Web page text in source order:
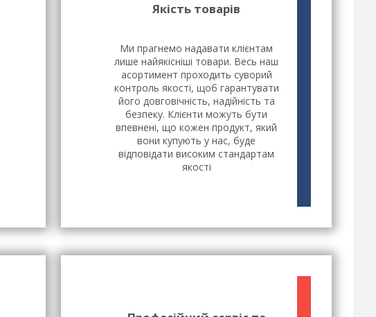
Якість товарів
Ми прагнемо надавати клієнтам
лише найякісніші товари. Весь наш
асортимент проходить суворий
контроль якості, щоб гарантувати
його довговічність, надійність та
безпеку. Клієнти можуть бути
впевнені, що кожен продукт, який
вони купують у нас, буде
відповідати високим стандартам
якості